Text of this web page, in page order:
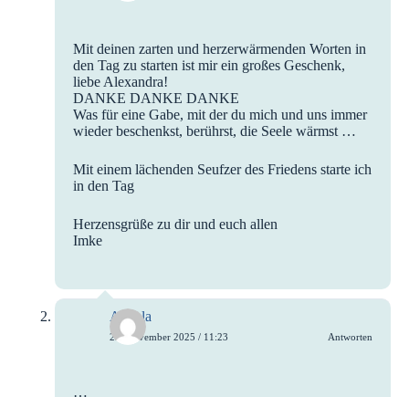
Mit deinen zarten und herzerwärmenden Worten in
den Tag zu starten ist mir ein großes Geschenk,
liebe Alexandra!
DANKE DANKE DANKE
Was für eine Gabe, mit der du mich und uns immer
wieder beschenkst, berührst, die Seele wärmst …
Mit einem lächenden Seufzer des Friedens starte ich
in den Tag
Herzensgrüße zu dir und euch allen
Imke
Angela
22. November 2025 / 11:23 Antworten
…